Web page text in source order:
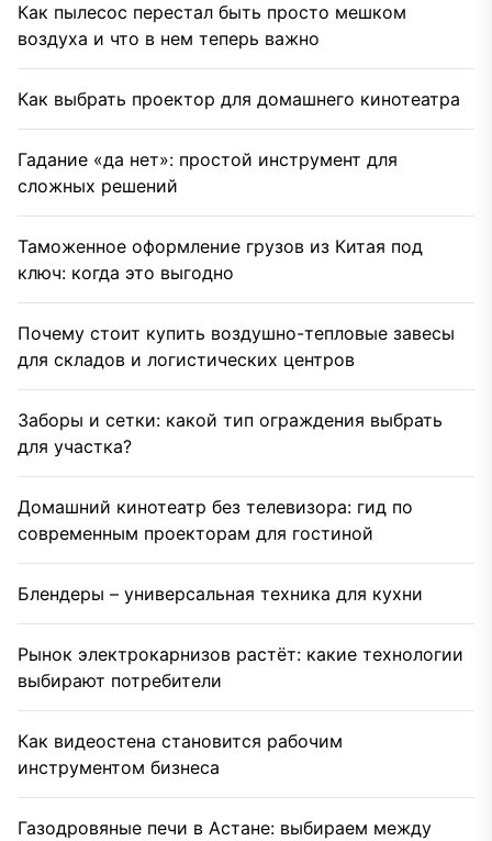
Как пылесос перестал быть просто мешком
воздуха и что в нем теперь важно
Как выбрать проектор для домашнего кинотеатра
Гадание «да нет»: простой инструмент для
сложных решений
Таможенное оформление грузов из Китая под
ключ: когда это выгодно
Почему стоит купить воздушно-тепловые завесы
для складов и логистических центров
Заборы и сетки: какой тип ограждения выбрать
для участка?
Домашний кинотеатр без телевизора: гид по
современным проекторам для гостиной
Блендеры – универсальная техника для кухни
Рынок электрокарнизов растёт: какие технологии
выбирают потребители
Как видеостена становится рабочим
инструментом бизнеса
Газодровяные печи в Астане: выбираем между